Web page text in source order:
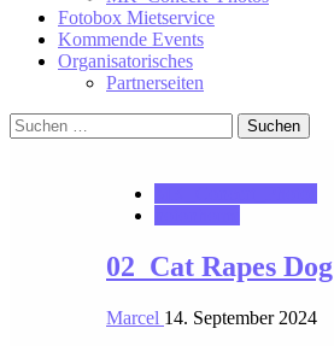
Fotobox Mietservice
Kommende Events
Organisatorisches
Partnerseiten
Suchen
nach:
02_Cat Rapes Dog
Marcel 14. September 2024